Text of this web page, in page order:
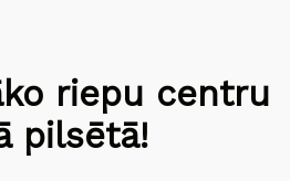
riepu centru
pilsētā!